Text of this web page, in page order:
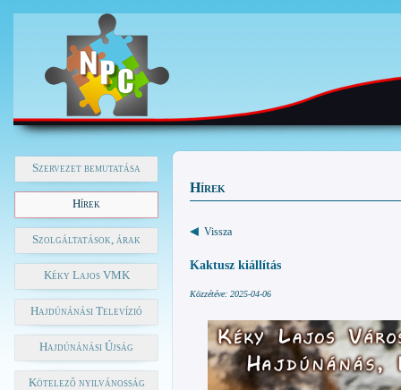
Szervezet bemutatása
Hírek
Szolgáltatások, árak
Kéky Lajos VMK
Hajdúnánási Televízió
Hajdúnánási Újság
Kötelező nyilvánosság
Hírek
Vissza
Kaktusz kiállítás
Közzétéve: 2025-04-06